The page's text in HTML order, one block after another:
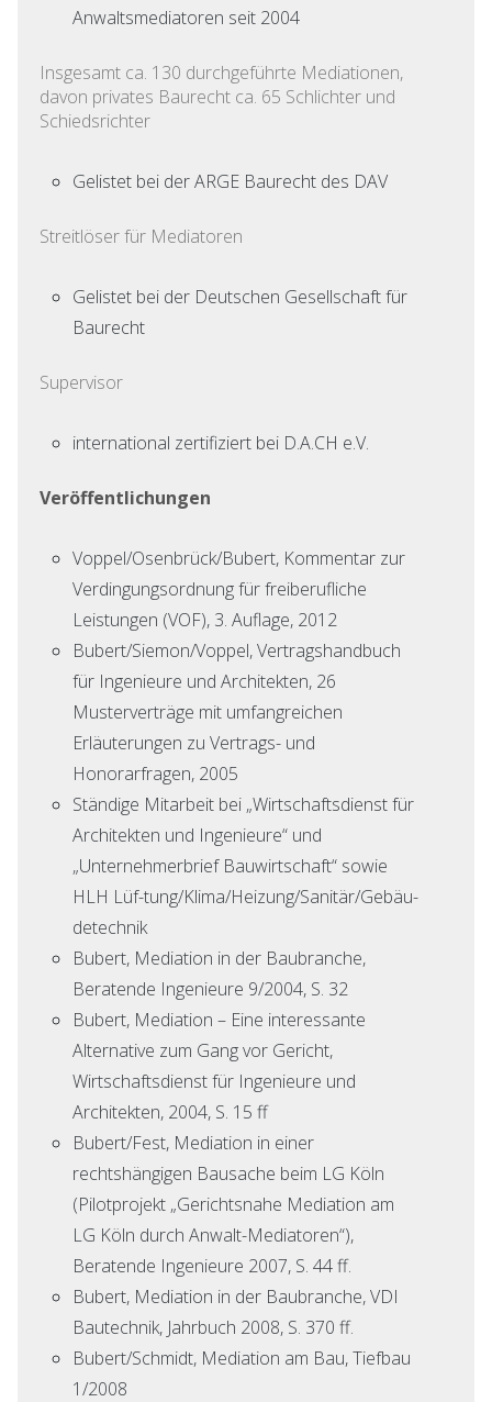
Anwaltsmediatoren seit 2004
Insgesamt ca. 130 durchgeführte Mediationen,
davon privates Baurecht ca. 65 Schlichter und
Schiedsrichter
Gelistet bei der ARGE Baurecht des DAV
Streitlöser für Mediatoren
Gelistet bei der Deutschen Gesellschaft für
Baurecht
Supervisor
international zertifiziert bei D.A.CH e.V.
Veröffentlichungen
Voppel/Osenbrück/Bubert, Kommentar zur
Verdingungsordnung für freiberufliche
Leistungen (VOF), 3. Auflage, 2012
Bubert/Siemon/Voppel, Vertragshandbuch
für Ingenieure und Architekten, 26
Musterverträge mit umfangreichen
Erläuterungen zu Vertrags- und
Honorarfragen, 2005
Ständige Mitarbeit bei „Wirtschaftsdienst für
Architekten und Ingenieure“ und
„Unternehmerbrief Bauwirtschaft“ sowie
HLH Lüf-tung/Klima/Heizung/Sanitär/Gebäu-
detechnik
Bubert, Mediation in der Baubranche,
Beratende Ingenieure 9/2004, S. 32
Bubert, Mediation – Eine interessante
Alternative zum Gang vor Gericht,
Wirtschaftsdienst für Ingenieure und
Architekten, 2004, S. 15 ff
Bubert/Fest, Mediation in einer
rechtshängigen Bausache beim LG Köln
(Pilotprojekt „Gerichtsnahe Mediation am
LG Köln durch Anwalt-Mediatoren“),
Beratende Ingenieure 2007, S. 44 ff.
Bubert, Mediation in der Baubranche, VDI
Bautechnik, Jahrbuch 2008, S. 370 ff.
Bubert/Schmidt, Mediation am Bau, Tiefbau
1/2008